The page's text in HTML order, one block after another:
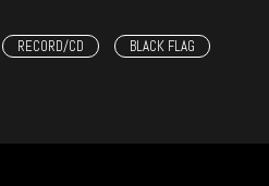
RECORD/CD BLACK FLAG